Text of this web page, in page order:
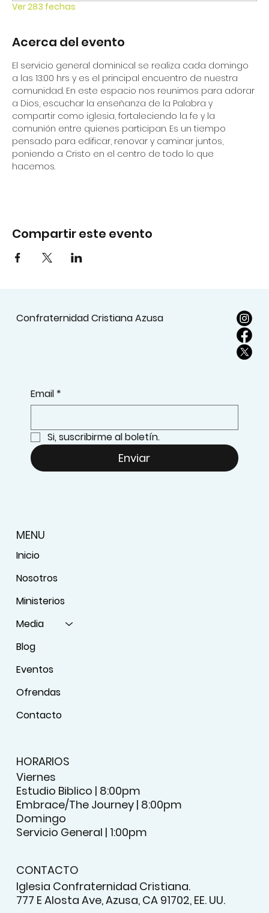
Ver 283 fechas
Acerca del evento
El servicio general dominical se realiza cada domingo
a las 13:00 hrs y es el principal encuentro de nuestra
comunidad. En este espacio nos reunimos para adorar
a Dios, escuchar la enseñanza de la Palabra y
compartir como iglesia, fortaleciendo la fe y la
comunión entre quienes participan. Es un tiempo
pensado para edificar, renovar y caminar juntos,
poniendo a Cristo en el centro de todo lo que
hacemos.
Compartir este evento
Confraternidad Cristiana Azusa
Email *
Si, suscribirme al boletín.
Enviar
MENU
Inicio
Nosotros
Ministerios
Media
Blog
Eventos
Ofrendas
Contacto
HORARIOS
Viernes
Estudio Biblico | 8:00pm
Embrace/The Journey | 8:00pm
Domingo
Servicio General | 1:00pm
CONTACTO
Iglesia Confraternidad Cristiana.
777 E Alosta Ave, Azusa, CA 91702, EE. UU.